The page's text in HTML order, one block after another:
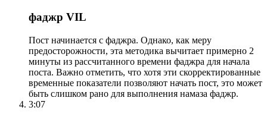
фаджр VIL
Пост начинается с фаджра. Однако, как меру
предосторожности, эта методика вычитает примерно 2
минуты из рассчитанного времени фаджра для начала
поста. Важно отметить, что хотя эти скорректированные
временные показатели позволяют начать пост, это может
быть слишком рано для выполнения намаза фаджр.
3:07